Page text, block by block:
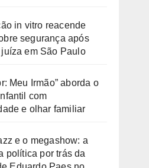
in vitro reacende
segurança após
juíza em São Paulo
Meu Irmão” aborda o
com
e olhar familiar
e o megashow: a
política por trás da